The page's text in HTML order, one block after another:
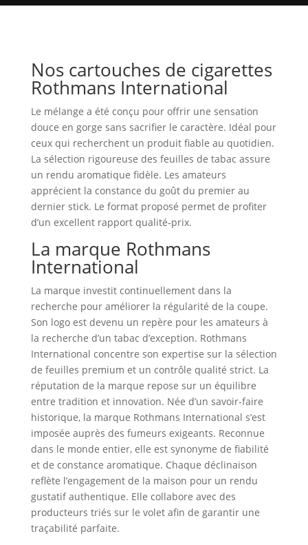
Nos cartouches de cigarettes
Rothmans International
Le mélange a été conçu pour offrir une sensation
douce en gorge sans sacrifier le caractère. Idéal pour
ceux qui recherchent un produit fiable au quotidien.
La sélection rigoureuse des feuilles de tabac assure
un rendu aromatique fidèle. Les amateurs
apprécient la constance du goût du premier au
dernier stick. Le format proposé permet de profiter
d’un excellent rapport qualité‑prix.
La marque Rothmans
International
La marque investit continuellement dans la
recherche pour améliorer la régularité de la coupe.
Son logo est devenu un repère pour les amateurs à
la recherche d’un tabac d’exception. Rothmans
International concentre son expertise sur la sélection
de feuilles premium et un contrôle qualité strict. La
réputation de la marque repose sur un équilibre
entre tradition et innovation. Née d’un savoir‑faire
historique, la marque Rothmans International s’est
imposée auprès des fumeurs exigeants. Reconnue
dans le monde entier, elle est synonyme de fiabilité
et de constance aromatique. Chaque déclinaison
reflète l’engagement de la maison pour un rendu
gustatif authentique. Elle collabore avec des
producteurs triés sur le volet afin de garantir une
traçabilité parfaite.